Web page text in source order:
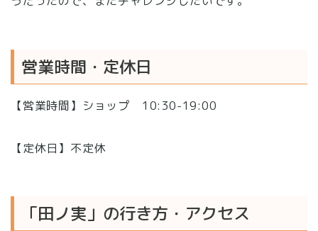
営業時間・定休日
【営業時間】ショップ 10:30-19:00
【定休日】不定休
「田ノ実」の行き方・アクセス